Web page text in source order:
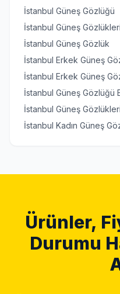
İstanbul Güneş Gözlüğü
İstanbul Güneş Gözlükleri
İstanbul Güneş Gözlük
İstanbul Erkek Güneş
İstanbul Erkek Güneş
İstanbul Güneş Gözlüğü
İstanbul Güneş
İstanbul Kadın Güneş
Ürünler,
Durumu